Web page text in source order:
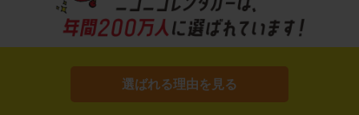
選ばれる理由を見る